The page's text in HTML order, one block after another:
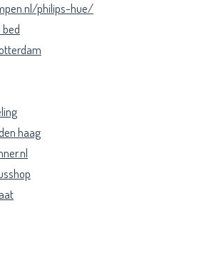
philips-hue/
haag